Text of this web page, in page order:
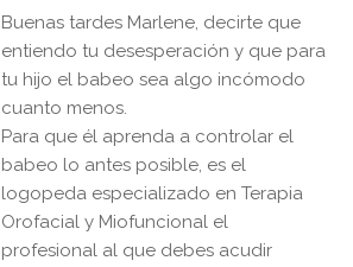
Buenas tardes Marlene, decirte que
entiendo tu desesperación y que para
tu hijo el babeo sea algo incómodo
cuanto menos.
Para que él aprenda a controlar el
babeo lo antes posible, es el
logopeda especializado en Terapia
Orofacial y Miofuncional el
profesional al que debes acudir